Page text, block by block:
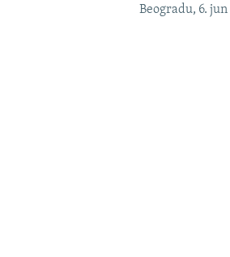
Beogradu, 6. jun